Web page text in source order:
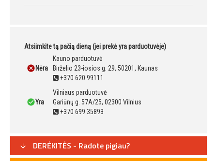
Atsiimkite tą pačią dieną (jei prekė yra parduotuvėje)
Nėra
Kauno parduotuvė
Birželio 23-iosios g. 29, 50201, Kaunas
+370 620 99111
Yra
Vilniaus parduotuvė
Gariūnų g. 57A/25, 02300 Vilnius
+370 699 35893
DERĖKITĖS - Radote pigiau?